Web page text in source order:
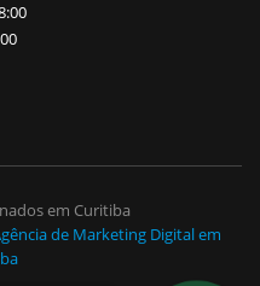
em Curitiba
de Marketing Digital em